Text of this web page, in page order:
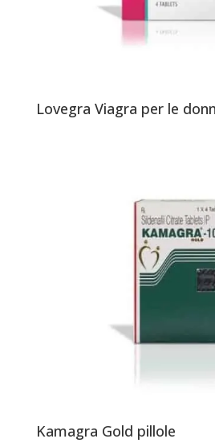
Lovegra Viagra per le
Kamagra Gold pillole